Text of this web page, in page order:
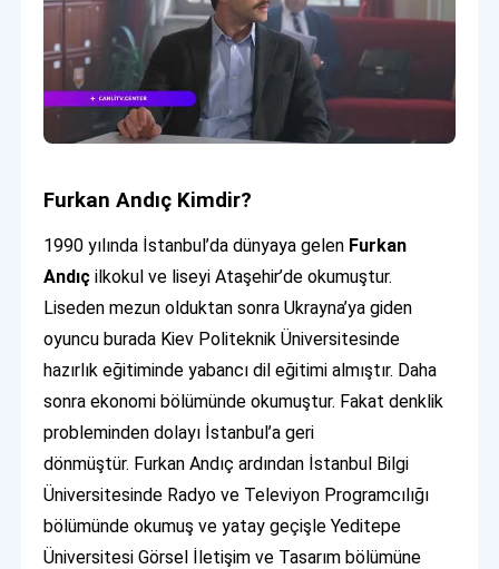
Furkan Andıç Kimdir?
1990 yılında İstanbul’da dünyaya gelen Furkan
Andıç ilkokul ve liseyi Ataşehir’de okumuştur.
Liseden mezun olduktan sonra Ukrayna’ya giden
oyuncu burada Kiev Politeknik Üniversitesinde
hazırlık eğitiminde yabancı dil eğitimi almıştır. Daha
sonra ekonomi bölümünde okumuştur. Fakat denklik
probleminden dolayı İstanbul’a geri
dönmüştür. Furkan Andıç ardından İstanbul Bilgi
Üniversitesinde Radyo ve Televiyon Programcılığı
bölümünde okumuş ve yatay geçişle Yeditepe
Üniversitesi Görsel İletişim ve Tasarım bölümüne